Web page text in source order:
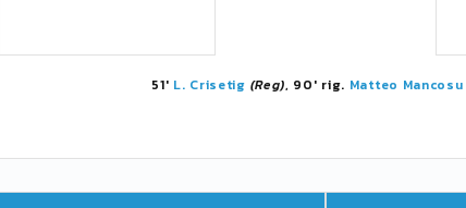
51' L. Crisetig (Reg), 90' rig. Matteo Mancosu